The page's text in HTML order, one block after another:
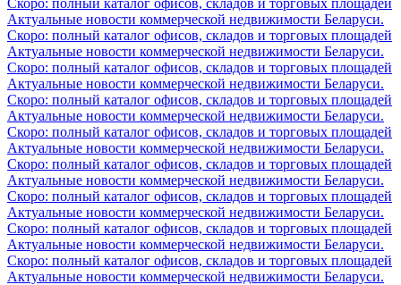
Актуальные новости коммерческой недвижимости Беларуси.
Скоро: полный каталог офисов, складов и торговых площадей
Актуальные новости коммерческой недвижимости Беларуси.
Скоро: полный каталог офисов, складов и торговых площадей
Актуальные новости коммерческой недвижимости Беларуси.
Скоро: полный каталог офисов, складов и торговых площадей
Актуальные новости коммерческой недвижимости Беларуси.
Скоро: полный каталог офисов, складов и торговых площадей
Актуальные новости коммерческой недвижимости Беларуси.
Скоро: полный каталог офисов, складов и торговых площадей
Актуальные новости коммерческой недвижимости Беларуси.
Скоро: полный каталог офисов, складов и торговых площадей
Актуальные новости коммерческой недвижимости Беларуси.
Скоро: полный каталог офисов, складов и торговых площадей
Актуальные новости коммерческой недвижимости Беларуси.
Скоро: полный каталог офисов, складов и торговых площадей
Актуальные новости коммерческой недвижимости Беларуси.